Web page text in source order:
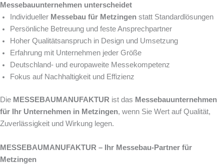
Messebauunternehmen unterscheidet
Individueller Messebau für Metzingen statt Standardlösungen
Persönliche Betreuung und feste Ansprechpartner
Hoher Qualitätsanspruch in Design und Umsetzung
Erfahrung mit Unternehmen jeder Größe
Deutschland- und europaweite Messekompetenz
Fokus auf Nachhaltigkeit und Effizienz
Die MESSEBAUMANUFAKTUR ist das Messebauunternehmen
für Ihr Unternehmen in Metzingen, wenn Sie Wert auf Qualität,
Zuverlässigkeit und Wirkung legen.
MESSEBAUMANUFAKTUR – Ihr Messebau-Partner für
Metzingen